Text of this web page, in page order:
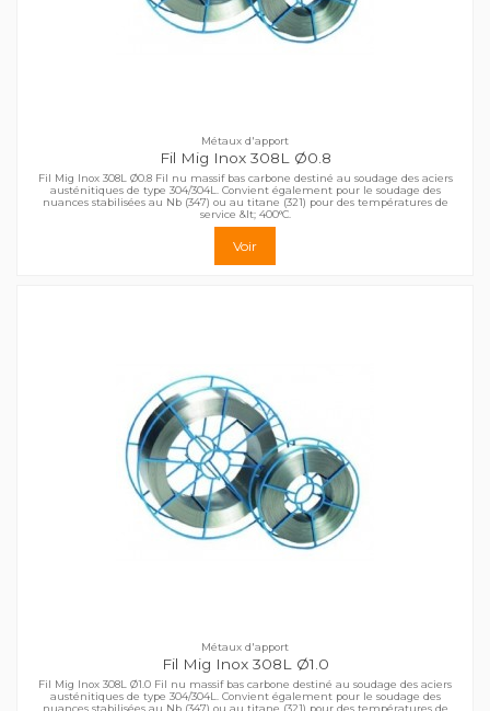
Métaux d'apport
Fil Mig Inox 308L Ø0.8
Fil Mig Inox 308L Ø0.8 Fil nu massif bas carbone destiné au soudage des aciers
austénitiques de type 304/304L. Convient également pour le soudage des
nuances stabilisées au Nb (347) ou au titane (321) pour des températures de
service &lt; 400°C.
Voir
Métaux d'apport
Fil Mig Inox 308L Ø1.0
Fil Mig Inox 308L Ø1.0 Fil nu massif bas carbone destiné au soudage des aciers
austénitiques de type 304/304L. Convient également pour le soudage des
nuances stabilisées au Nb (347) ou au titane (321) pour des températures de